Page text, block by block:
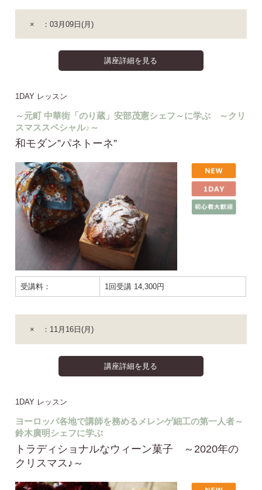
× ：03月09日(月)
講座詳細を見る
1DAY レッスン
～元町 中華街「のり蔵」安部茂憲シェフ～に学ぶ ～クリ
スマススペシャル♪～
和モダン”パネトーネ”
受講料： 1回受講 14,300円
× ：11月16日(月)
講座詳細を見る
1DAY レッスン
ヨーロッパ各地で講師を務めるメレンゲ細工の第一人者～
鈴木廣明シェフに学ぶ
トラディショナルなウィーン菓子 ～2020年の
クリスマス♪～